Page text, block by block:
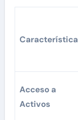
Característica
Acceso a
Activos